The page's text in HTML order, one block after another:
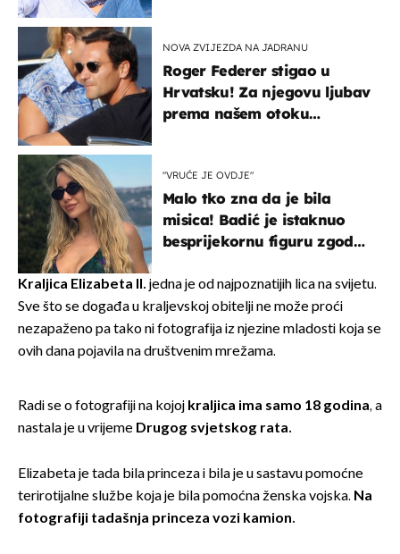
NOVA ZVIJEZDA NA JADRANU
Roger Federer stigao u
Hrvatsku! Za njegovu ljubav
prema našem otoku
"VRUĆE JE OVDJE"
Malo tko zna da je bila
misica! Badić je istaknuo
besprijekornu figuru zgodne
Kraljica Elizabeta II. jedna je od najpoznatijih lica na svijetu.
Sve što se događa u kraljevskoj obitelji ne može proći
nezapaženo pa tako ni fotografija iz njezine mladosti koja se
ovih dana pojavila na društvenim mrežama.
Radi se o fotografiji na kojoj kraljica ima samo 18 godina, a
nastala je u vrijeme Drugog svjetskog rata.
Elizabeta je tada bila princeza i bila je u sastavu pomoćne
terirotijalne službe koja je bila pomoćna ženska vojska. Na
fotografiji tadašnja princeza vozi kamion.